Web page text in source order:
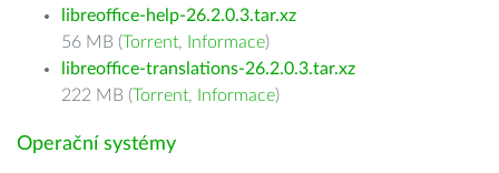
libreoffice-help-26.2.0.3.tar.xz
56 MB (Torrent, Informace)
libreoffice-translations-26.2.0.3.tar.xz
222 MB (Torrent, Informace)
Operační systémy